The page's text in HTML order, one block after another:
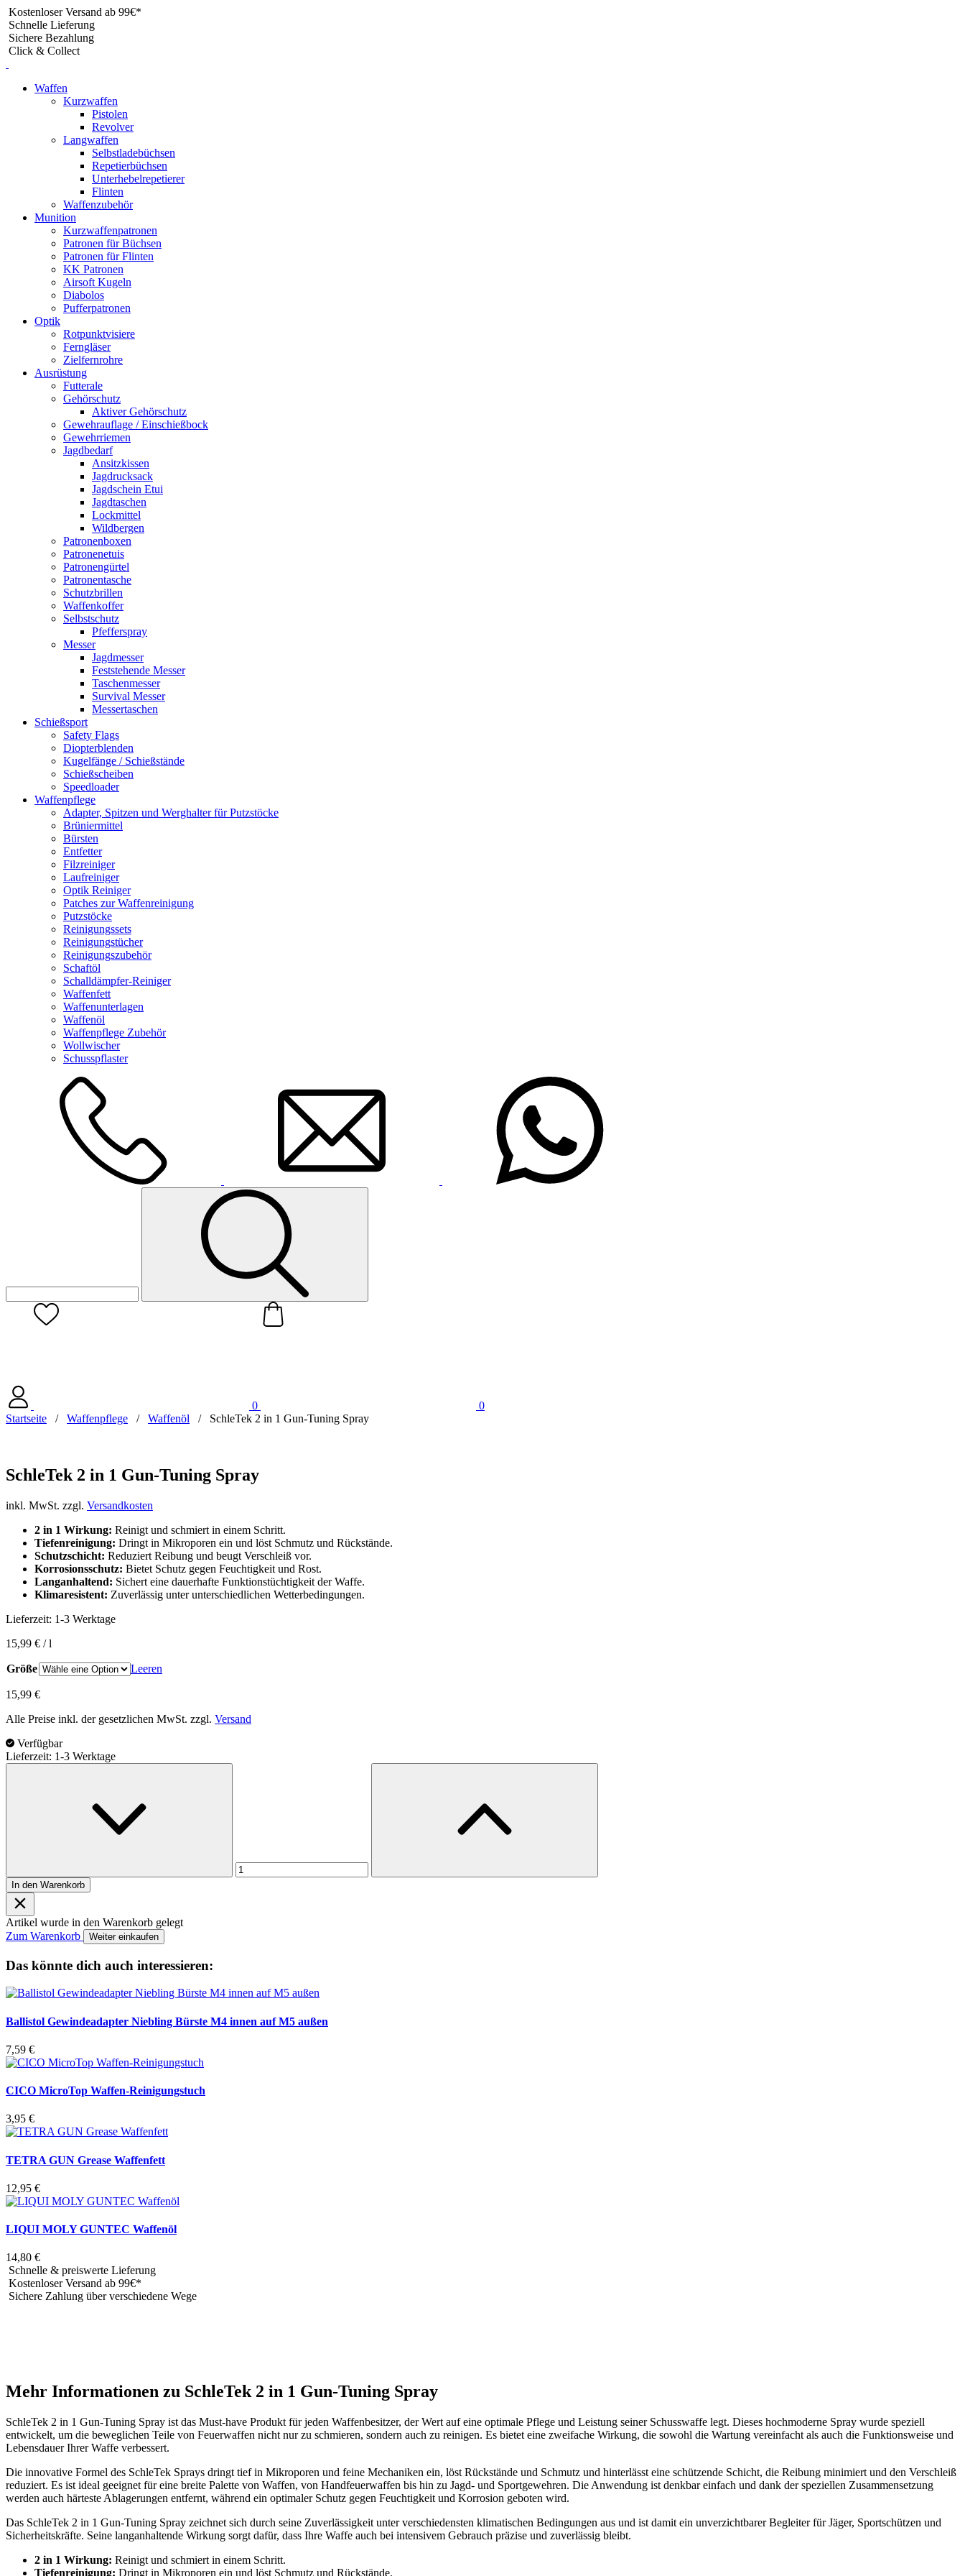
Skip
to
content
Kostenloser Versand ab 99€*
Schnelle Lieferung
Sichere Bezahlung
Click & Collect
Waffen
Kurzwaffen
Pistolen
Revolver
Langwaffen
Selbstladebüchsen
Repetierbüchsen
Unterhebelrepetierer
Flinten
Waffenzubehör
Munition
Kurzwaffenpatronen
Patronen für Büchsen
Patronen für Flinten
KK Patronen
Airsoft Kugeln
Diabolos
Pufferpatronen
Optik
Rotpunktvisiere
Ferngläser
Zielfernrohre
Ausrüstung
Futterale
Gehörschutz
Aktiver Gehörschutz
Gewehrauflage / Einschießbock
Gewehrriemen
Jagdbedarf
Ansitzkissen
Jagdrucksack
Jagdschein Etui
Jagdtaschen
Lockmittel
Wildbergen
Patronenboxen
Patronenetuis
Patronengürtel
Patronentasche
Schutzbrillen
Waffenkoffer
Selbstschutz
Pfefferspray
Messer
Jagdmesser
Feststehende Messer
Taschenmesser
Survival Messer
Messertaschen
Schießsport
Safety Flags
Diopterblenden
Kugelfänge / Schießstände
Schießscheiben
Speedloader
Waffenpflege
Adapter, Spitzen und Werghalter für Putzstöcke
Brüniermittel
Bürsten
Entfetter
Filzreiniger
Laufreiniger
Optik Reiniger
Patches zur Waffenreinigung
Putzstöcke
Reinigungssets
Reinigungstücher
Reinigungszubehör
Schaftöl
Schalldämpfer-Reiniger
Waffenfett
Waffenunterlagen
Waffenöl
Waffenpflege Zubehör
Wollwischer
Schusspflaster
0
0
Startseite / Waffenpflege / Waffenöl / SchleTek 2 in 1 Gun-Tuning Spray
SchleTek 2 in 1 Gun-Tuning Spray
inkl. MwSt. zzgl. Versandkosten
2 in 1 Wirkung: Reinigt und schmiert in einem Schritt.
Tiefenreinigung: Dringt in Mikroporen ein und löst Schmutz und Rückstände.
Schutzschicht: Reduziert Reibung und beugt Verschleiß vor.
Korrosionsschutz: Bietet Schutz gegen Feuchtigkeit und Rost.
Langanhaltend: Sichert eine dauerhafte Funktionstüchtigkeit der Waffe.
Klimaresistent: Zuverlässig unter unterschiedlichen Wetterbedingungen.
Lieferzeit: 1-3 Werktage
15,99 € /l
Größe Leeren
15,99 €
Alle Preise inkl. der gesetzlichen MwSt. zzgl. Versand
Verfügbar
Lieferzeit: 1-3 Werktage
In den Warenkorb
Artikel wurde in den Warenkorb gelegt
Zum Warenkorb
Weiter einkaufen
Das könnte dich auch interessieren:
Ballistol Gewindeadapter Niebling Bürste M4 innen auf M5 außen
7,59 €
CICO MicroTop Waffen-Reinigungstuch
3,95 €
TETRA GUN Grease Waffenfett
12,95 €
LIQUI MOLY GUNTEC Waffenöl
14,80 €
Schnelle & preiswerte Lieferung
Kostenloser Versand ab 99€*
Sichere Zahlung über verschiedene Wege
Mehr Informationen zu SchleTek 2 in 1 Gun-Tuning Spray
SchleTek 2 in 1 Gun-Tuning Spray ist das Must-have Produkt für jeden Waffenbesitzer, der Wert auf eine optimale Pflege und Leistung seiner Schusswaffe legt. Dieses hochmoderne Spray wurde speziell
entwickelt, um die beweglichen Teile von Feuerwaffen nicht nur zu schmieren, sondern auch zu reinigen. Es bietet eine zweifache Wirkung, die sowohl die Wartung vereinfacht als auch die Funktionsweise und
Lebensdauer Ihrer Waffe verbessert.
Die innovative Formel des SchleTek Sprays dringt tief in Mikroporen und feine Mechaniken ein, löst Rückstände und Schmutz und hinterlässt eine schützende Schicht, die Reibung minimiert und den Verschleiß
reduziert. Es ist ideal geeignet für eine breite Palette von Waffen, von Handfeuerwaffen bis hin zu Jagd- und Sportgewehren. Die Anwendung ist denkbar einfach und dank der speziellen Zusammensetzung
werden auch härteste Ablagerungen entfernt, während ein optimaler Schutz gegen Feuchtigkeit und Korrosion geboten wird.
Das SchleTek 2 in 1 Gun-Tuning Spray zeichnet sich durch seine Zuverlässigkeit unter verschiedensten klimatischen Bedingungen aus und ist damit ein unverzichtbarer Begleiter für Jäger, Sportschützen und
Sicherheitskräfte. Seine langanhaltende Wirkung sorgt dafür, dass Ihre Waffe auch bei intensivem Gebrauch präzise und zuverlässig bleibt.
2 in 1 Wirkung: Reinigt und schmiert in einem Schritt.
Tiefenreinigung: Dringt in Mikroporen ein und löst Schmutz und Rückstände.